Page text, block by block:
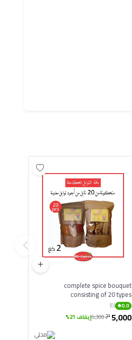
complete spice bouquet
consisting of 20 types
0.0
(0)
5,000دج6,300إيقاف 21%